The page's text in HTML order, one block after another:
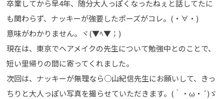
卒業してから早4年、随分大人っぽくなったねぇと話してたに
も関わらず、ナッキーが強要したポーズがコレ。(・∀・)
意味がわかりません。ヾ(▼ﾍ▼；)
現在は、東京でヘアメイクの先生について勉強中とのことで、
短い里帰りの間に寄ってくれました。
次回は、ナッキーが無理なら○山紀信先生にお願いして、きっ
ちりと大人っぽい写真を撮らせていただきます。(｀・ω・´)ゞ